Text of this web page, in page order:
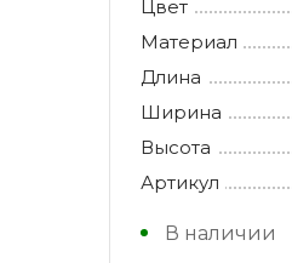
Цвет
Материал
Длина
Ширина
Высота
Артикул
В наличии